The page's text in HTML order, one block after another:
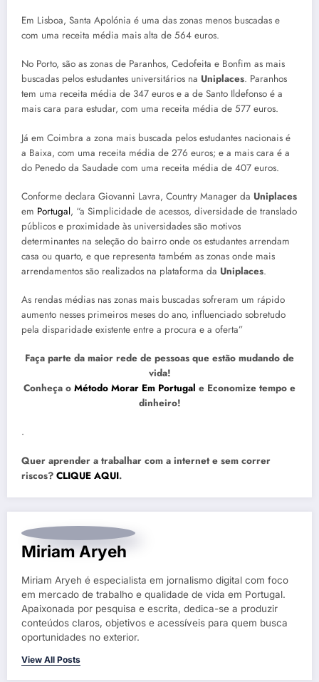
Em Lisboa, Santa Apolónia é uma das zonas menos buscadas e
com uma receita média mais alta de 564 euros.
No Porto, são as zonas de Paranhos, Cedofeita e Bonfim as mais
buscadas pelos estudantes universitários na Uniplaces. Paranhos
tem uma receita média de 347 euros e a de Santo Ildefonso é a
mais cara para estudar, com uma receita média de 577 euros.
Já em Coimbra a zona mais buscada pelos estudantes nacionais é
a Baixa, com uma receita média de 276 euros; e a mais cara é a
do Penedo da Saudade com uma receita média de 407 euros.
Conforme declara Giovanni Lavra, Country Manager da Uniplaces
em Portugal, “a Simplicidade de acessos, diversidade de translado
públicos e proximidade às universidades são motivos
determinantes na seleção do bairro onde os estudantes arrendam
casa ou quarto, e que representa também as zonas onde mais
arrendamentos são realizados na plataforma da Uniplaces.
As rendas médias nas zonas mais buscadas sofreram um rápido
aumento nesses primeiros meses do ano, influenciado sobretudo
pela disparidade existente entre a procura e a oferta”
Faça parte da maior rede de pessoas que estão mudando de
vida!
Conheça o Método Morar Em Portugal e Economize tempo e
dinheiro!
.
Quer aprender a trabalhar com a internet e sem correr
riscos? CLIQUE AQUI.
Miriam Aryeh
Miriam Aryeh é especialista em jornalismo digital com foco
em mercado de trabalho e qualidade de vida em Portugal.
Apaixonada por pesquisa e escrita, dedica-se a produzir
conteúdos claros, objetivos e acessíveis para quem busca
oportunidades no exterior.
View All Posts